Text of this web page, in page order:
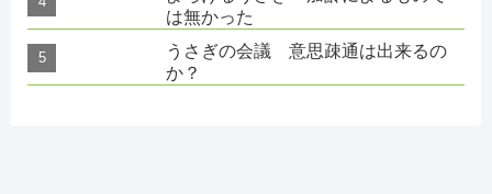
は無かった
うさぎの会議 意思疎通は出来るの
か？